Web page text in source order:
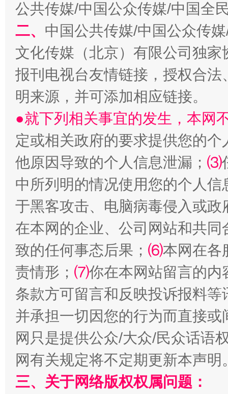
解纷+调解+退费，一次搞定
站台名比不上好声名
漫山遍野的桃花与雪山、麦地、白藏房 除
公共传媒/中国公众传媒/中国全
二、 中国公共传媒/中国公众传
文化传媒（北京）有限公司独
报刊电视台友情链接，授权合
明来源，并可添加相应链接。
●就下列相关事宜的发生，本网
定或相关政府的要求提供您的个
他原因导致的个人信息泄漏； ⑶
中所列明的情况使用您的个人
于黑客攻击、电脑病毒侵入或
在本网的企业、公司网站和共
致的任何事态后果； ⑹本网在各
责情形； ⑺你在本网站留言的内
条款方可留言和反映投诉报料
并承担一切因您的行为而直接
网只是提供公众/大众/民众话语
网有关规定将不定期更新本声明
三、关于网络版权权属问题：